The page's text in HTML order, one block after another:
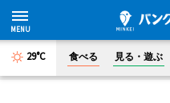
29°C 食べる 見る・遊ぶ